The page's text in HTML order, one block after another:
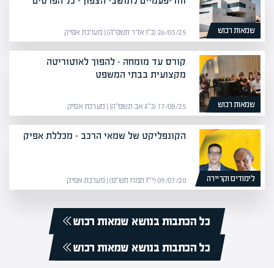
שמאות רכוש 26/03/25 (כ״ו אדר תשפ״ה) | מערכת אפיק
שמאות רכוש
קורס עד מומחה – להפוך לאוטוריטה
מקצועית בבתי המשפט
17/08/25 (כ״ג אב תשפ״ה) | מערכת אפיק
לימודים וקריירה
הקונפליקט של שמאי הרכב – מכללת אפיק
09/07/20 (י״ז תמוז תש״פ) | מערכת אפיק
כל הכתבות בנושא שמאות רכוש
כל הכתבות בנושא שמאות רכוש